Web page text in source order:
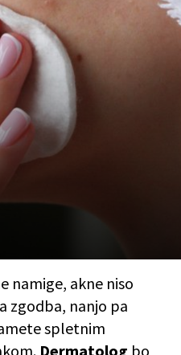
namige, akne niso
zgodba, nanjo pa
spletnim
Dermatolog bo